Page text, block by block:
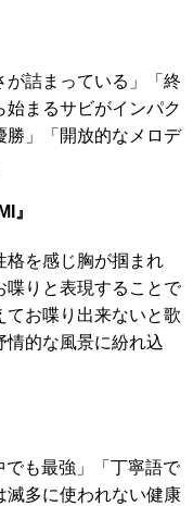
が詰まっている」「終
まるサビがインパク
勝」「開放的なメロデ
』
格を感じ胸が掴まれ
喋りと表現することで
てお喋り出来ないと歌
情的な風景に紛れ込
でも最強」「丁寧語で
滅多に使われない健康